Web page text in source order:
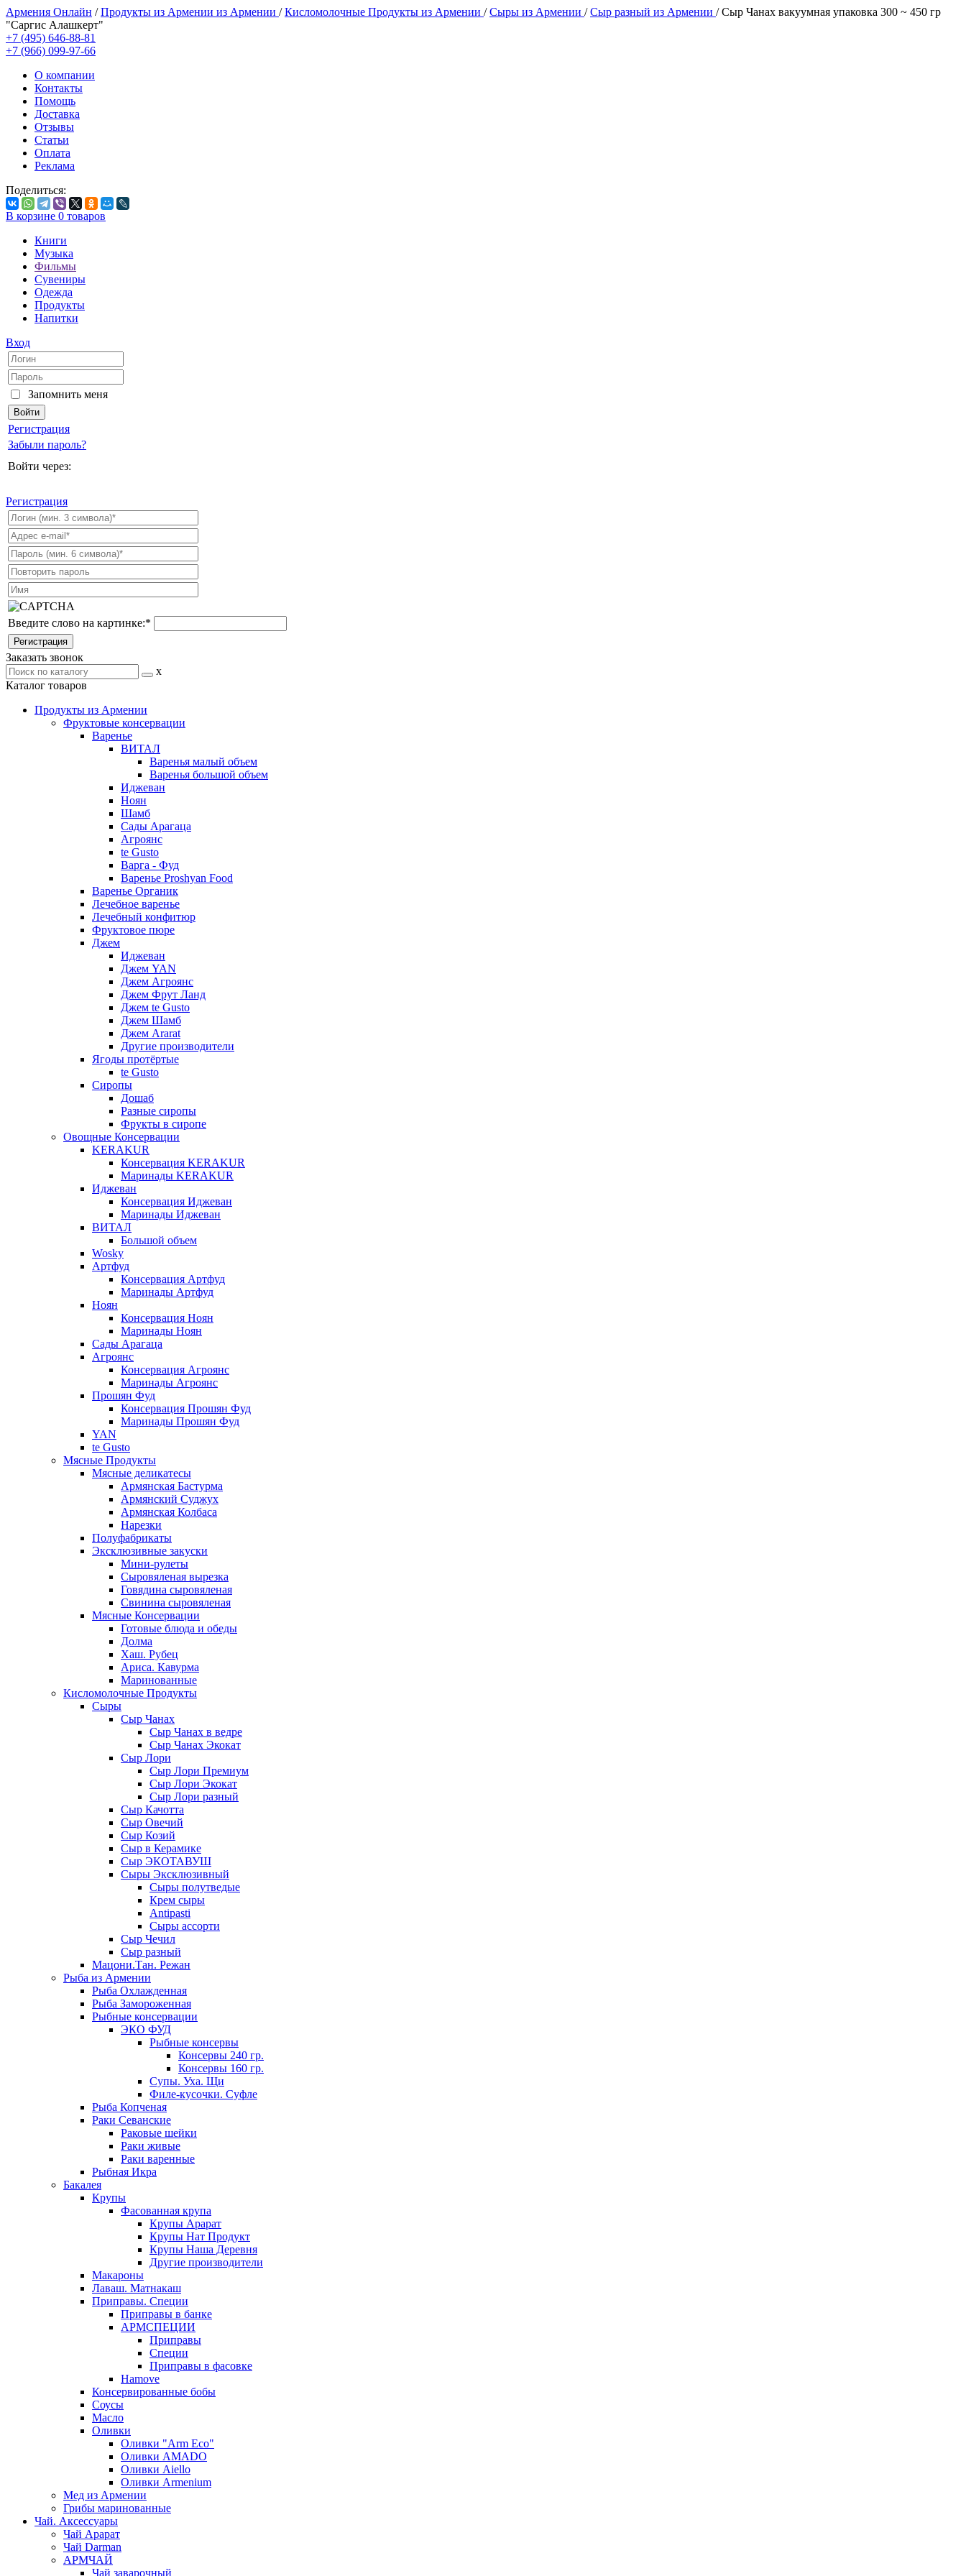
Армения Онлайн /Продукты из Армении из Армении /Кисломолочные Продукты из Армении /Сыры из Армении /Сыр разный из Армении /Сыр Чанах вакуумная упаковка 300 ~ 450 гр
"Саргис Алашкерт"
+7 (495) 646-88-81
+7 (966) 099-97-66
О компании
Контакты
Помощь
Доставка
Отзывы
Статьи
Оплата
Реклама
Поделиться:
В корзине 0 товаров
Книги
Музыка
Фильмы
Сувениры
Одежда
Продукты
Напитки
Вход
Запомнить меня
Регистрация
Забыли пароль?
Войти через:
Регистрация
Введите слово на картинке:*
Заказать звонок
x
Каталог товаров
Продукты из Армении
Фруктовые консервации
Варенье
ВИТАЛ
Варенья малый объем
Варенья большой объем
Иджеван
Ноян
Шамб
Сады Арагаца
Агроянс
te Gusto
Варга - Фуд
Варенье Proshyan Food
Варенье Органик
Лечебное варенье
Лечебный конфитюр
Фруктовое пюре
Джем
Иджеван
Джем YAN
Джем Агроянс
Джем Фрут Ланд
Джем te Gusto
Джем Шамб
Джем Ararat
Другие производители
Ягоды протёртые
te Gusto
Сиропы
Дошаб
Разные сиропы
Фрукты в сиропе
Овощные Консервации
KERAKUR
Консервация KERAKUR
Маринады KERAKUR
Иджеван
Консервация Иджеван
Маринады Иджеван
ВИТАЛ
Большой объем
Wosky
Артфуд
Консервация Артфуд
Маринады Артфуд
Ноян
Консервация Ноян
Маринады Ноян
Сады Арагаца
Агроянс
Консервация Агроянс
Маринады Агроянс
Прошян Фуд
Консервация Прошян Фуд
Маринады Прошян Фуд
YAN
te Gusto
Мясные Продукты
Мясные деликатесы
Армянская Бастурма
Армянский Суджух
Армянская Колбаса
Нарезки
Полуфабрикаты
Эксклюзивные закуски
Мини-рулеты
Сыровяленая вырезка
Говядина сыровяленая
Свинина сыровяленая
Мясные Консервации
Готовые блюда и обеды
Долма
Хаш. Рубец
Ариса. Кавурма
Маринованные
Кисломолочные Продукты
Сыры
Сыр Чанах
Сыр Чанах в ведре
Сыр Чанах Экокат
Сыр Лори
Сыр Лори Премиум
Сыр Лори Экокат
Сыр Лори разный
Сыр Качотта
Сыр Овечий
Сыр Козий
Сыр в Керамике
Сыр ЭКОТАВУШ
Сыры Эксклюзивный
Сыры полутведые
Крем сыры
Antipasti
Сыры ассорти
Сыр Чечил
Сыр разный
Мацони.Тан. Режан
Рыба из Армении
Рыба Охлажденная
Рыба Замороженная
Рыбные консервации
ЭКО ФУД
Рыбные консервы
Консервы 240 гр.
Консервы 160 гр.
Супы. Уха. Щи
Филе-кусочки. Суфле
Рыба Копченая
Раки Севанские
Раковые шейки
Раки живые
Раки варенные
Рыбная Икра
Бакалея
Крупы
Фасованная крупа
Крупы Арарат
Крупы Нат Продукт
Крупы Наша Деревня
Другие производители
Макароны
Лаваш. Матнакаш
Приправы. Специи
Приправы в банке
АРМСПЕЦИИ
Приправы
Специи
Приправы в фасовке
Hamove
Консервированные бобы
Соусы
Масло
Оливки
Оливки "Arm Eco"
Оливки AMADO
Оливки Aiello
Оливки Armenium
Мед из Армении
Грибы маринованные
Чай. Аксессуары
Чай Арарат
Чай Darman
АРМЧАЙ
Чай заварочный